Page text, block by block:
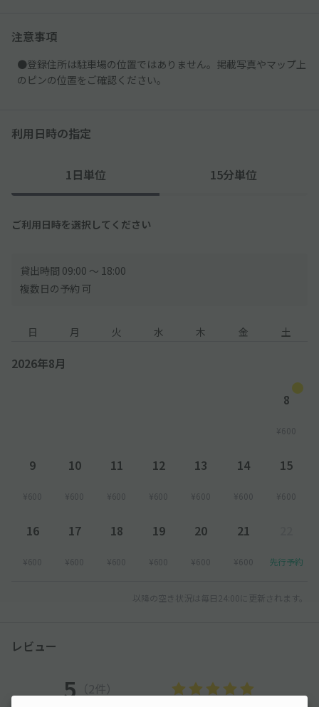
注意事項
●登録住所は駐車場の位置ではありません。掲載写真やマップ上
のピンの位置をご確認ください。
利用日時の指定
1日単位 15分単位
ご利用日時を選択してください
貸出時間 09:00 〜 18:00
複数日の予約 可
日 月 火 水 木 金 土
2026年8月
8
¥600
9
¥600
10
¥600
11
¥600
12
¥600
13
¥600
14
¥600
15
¥600
16
¥600
17
¥600
18
¥600
19
¥600
20
¥600
21
¥600 先行予約
以降の空き状況は毎日24:00に更新されます。
レビュー
5 （2件）